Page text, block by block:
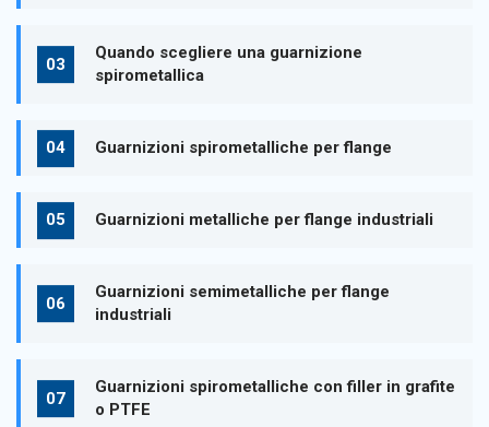
Quando scegliere una guarnizione
spirometallica
Guarnizioni spirometalliche per flange
Guarnizioni metalliche per flange industriali
Guarnizioni semimetalliche per flange
industriali
Guarnizioni spirometalliche con filler in grafite
o PTFE